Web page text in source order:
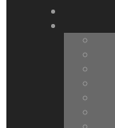
:: Multiples,
:: Multiples,
von Ilse Chlan und